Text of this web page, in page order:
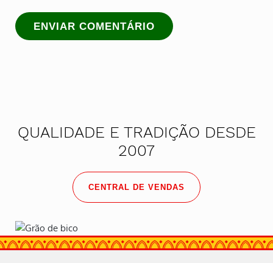
QUALIDADE E TRADIÇÃO DESDE
2007
CENTRAL DE VENDAS